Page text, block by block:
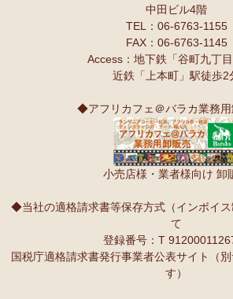
ティンガティンガ・アート～ロング
10/10：ティンガティンガ・アート～Lサイズ
名ごとに2つのカテゴリーでご紹介します
開催決定！【特別企画】ティンガティ
に弟子入り体験ワークショップ
〈1日コース〉〈2日コース〉 参加予約受付中
レギュラーカラー半袖シャツ～キテン
【MOTTAINAI】～もったいない～カ
り 賞味期限間近セール！
【予約開始】ティンガティンガ・カレ
Ｏさまより キテンゲ オトナのステテコ
生地が薄く涼しい。動きやすい。履きやすい。
小学一年の授業で、世界の民話を読もうという
ひげ』を読ませてもらいました。
クラスで読み聞かせをすると、子ども達の笑顔
顔を見合わせて笑う子ども、お腹を抱えて笑う
ー！と声をあげて笑う子ども、、、
Ｓさまより ティンガティンガ・アート
先日購入させて頂いた絵は大変気にいっています
また、ダウディのほかの作品を紹介して頂き、
す。他にも2点気になる作品があります。
中田ビル4階
TEL：06-6763-1155
FAX：06-6763-1145
Access：地下鉄「谷町九丁目
近鉄「上本町」駅徒歩2
◆アフリカフェ＠バラカ業務
小売店様・業者様向け 卸
◆当社の適格請求書等保存方式（インボイ
て
登録番号：T
国税庁適格請求書発行事業者公表サイト（
す）